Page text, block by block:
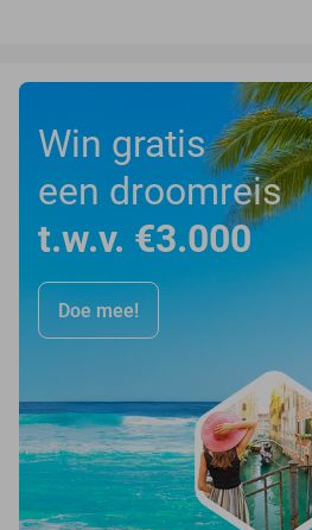
Win gratis
een droomreis
t.w.v. €3.000
Doe mee!